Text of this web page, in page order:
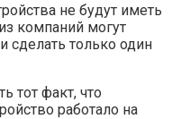
не будут иметь
компаний могут
сделать только один
тот факт, что
работало на